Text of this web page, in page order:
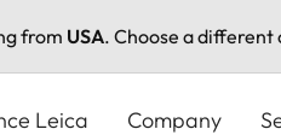
from USA. Choose a
Leica Company